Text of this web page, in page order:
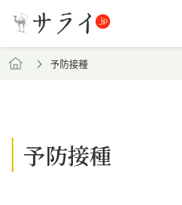
予防接種
予防接種